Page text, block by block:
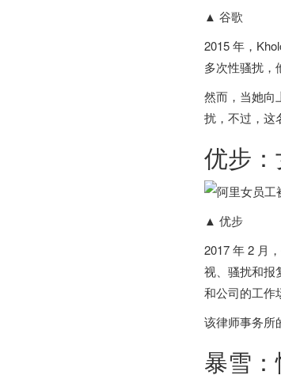
▲ 谷歌
2015 年，
多次性骚扰，
然而，当她向
扰，不过，这
优步
▲ 优步
2017 年 2 月
视、骚扰和报
和公司的工作
该律师事务所
暴雪